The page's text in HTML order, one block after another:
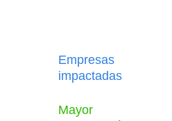
Empresas
impactadas
Mayor